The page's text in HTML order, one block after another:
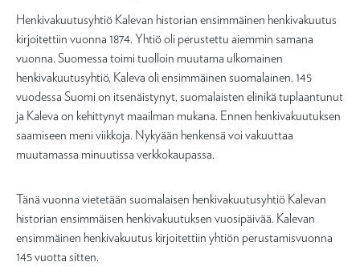
Henkivakuutusyhtiö Kalevan historian ensimmäinen henkivakuutus
kirjoitettiin vuonna 1874. Yhtiö oli perustettu aiemmin samana
vuonna. Suomessa toimi tuolloin muutama ulkomainen
henkivakuutusyhtiö, Kaleva oli ensimmäinen suomalainen. 145
vuodessa Suomi on itsenäistynyt, suomalaisten elinikä tuplaantunut
ja Kaleva on kehittynyt maailman mukana. Ennen henkivakuutuksen
saamiseen meni viikkoja. Nykyään henkensä voi vakuuttaa
muutamassa minuutissa verkkokaupassa.
Tänä vuonna vietetään suomalaisen henkivakuutusyhtiö Kalevan
historian ensimmäisen henkivakuutuksen vuosipäivää. Kalevan
ensimmäinen henkivakuutus kirjoitettiin yhtiön perustamisvuonna
145 vuotta sitten.